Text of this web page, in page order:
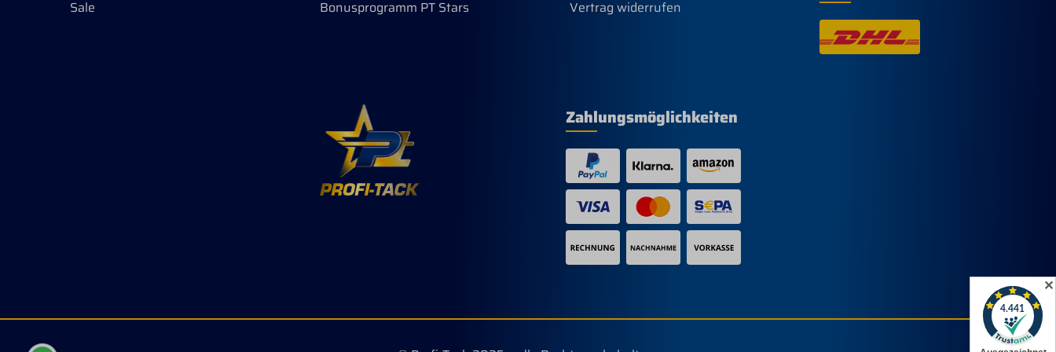
Sale
Bonusprogramm PT Stars
Vertrag widerrufen
Zahlungsmöglichkeiten
✕